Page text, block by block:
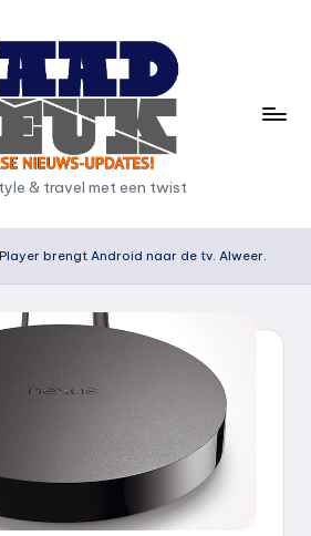
& travel met een twist
brengt Android naar de tv. Alweer.